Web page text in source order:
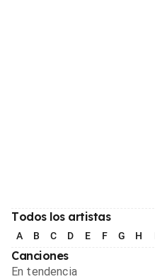
Todos los artistas
A B C D E F G H
Canciones
En tendencia